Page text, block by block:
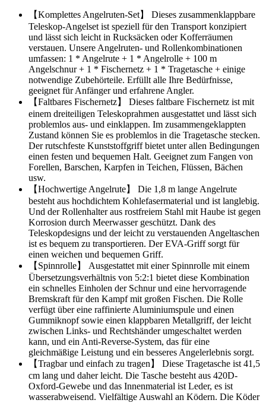
【Komplettes Angelruten-Set】 Dieses zusammenklappbare
Teleskop-Angelset ist speziell für den Transport konzipiert
und lässt sich leicht in Rucksäcken oder Kofferräumen
verstauen. Unsere Angelruten- und Rollenkombinationen
umfassen: 1 * Angelrute + 1 * Angelrolle + 100 m
Angelschnur + 1 * Fischernetz + 1 * Tragetasche + einige
notwendige Zubehörteile. Erfüllt alle Ihre Bedürfnisse,
geeignet für Anfänger und erfahrene Angler.
【Faltbares Fischernetz】 Dieses faltbare Fischernetz ist mit
einem dreiteiligen Teleskoprahmen ausgestattet und lässt sich
problemlos aus- und einklappen. Im zusammengeklappten
Zustand können Sie es problemlos in die Tragetasche stecken.
Der rutschfeste Kunststoffgriff bietet unter allen Bedingungen
einen festen und bequemen Halt. Geeignet zum Fangen von
Forellen, Barschen, Karpfen in Teichen, Flüssen, Bächen
usw.
【Hochwertige Angelrute】 Die 1,8 m lange Angelrute
besteht aus hochdichtem Kohlefasermaterial und ist langlebig.
Und der Rollenhalter aus rostfreiem Stahl mit Haube ist gegen
Korrosion durch Meerwasser geschützt. Dank des
Teleskopdesigns und der leicht zu verstauenden Angeltaschen
ist es bequem zu transportieren. Der EVA-Griff sorgt für
einen weichen und bequemen Griff.
【Spinnrolle】 Ausgestattet mit einer Spinnrolle mit einem
Übersetzungsverhältnis von 5:2:1 bietet diese Kombination
ein schnelles Einholen der Schnur und eine hervorragende
Bremskraft für den Kampf mit großen Fischen. Die Rolle
verfügt über eine raffinierte Aluminiumspule und einen
Gummiknopf sowie einen klappbaren Metallgriff, der leicht
zwischen Links- und Rechtshänder umgeschaltet werden
kann, und ein Anti-Reverse-System, das für eine
gleichmäßige Leistung und ein besseres Angelerlebnis sorgt.
【Tragbar und einfach zu tragen】 Diese Tragetasche ist 41,5
cm lang und daher leicht. Die Tasche besteht aus 420D-
Oxford-Gewebe und das Innenmaterial ist Leder, es ist
wasserabweisend. Vielfältige Auswahl an Ködern. Die Köder